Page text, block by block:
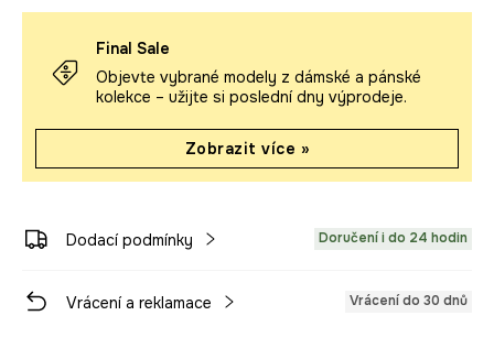
Final Sale
Objevte vybrané modely z dámské a pánské
kolekce – užijte si poslední dny výprodeje.
Zobrazit více »
Dodací podmínky Doručení i do 24 hodin
Vrácení a reklamace Vrácení do 30 dnů